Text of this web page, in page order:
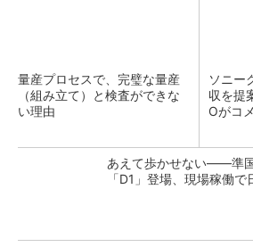
量産プロセスで、完璧な量産
（組み立て）と検査ができな
い理由
ソニー
収を提
Oがコ
あえて歩かせない――準
「D1」登場、現場稼働